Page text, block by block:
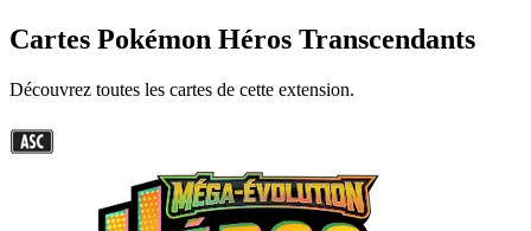
Cartes Pokémon Héros Transcendants
Découvrez toutes les cartes de cette extension.